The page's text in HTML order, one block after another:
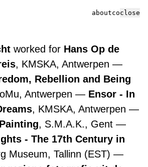
aboutcontact
worked for Hans Op de
, KMSKA, Antwerpen
Rebellion and Being
Antwerpen
Ensor - In
, KMSKA, Antwerpen
, S.M.A.K., Gent
- The 17th Century in
Museum, Tallinn (EST)
close